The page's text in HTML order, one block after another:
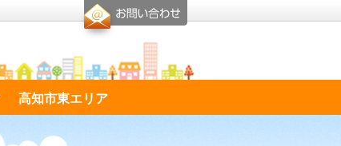
高知市東エリア